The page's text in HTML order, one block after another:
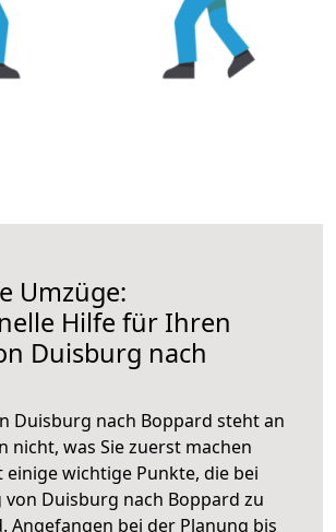
Umzüge:
Hilfe für Ihren
Duisburg nach
Duisburg nach Boppard steht an
nicht, was Sie zuerst machen
einige wichtige Punkte, die bei
von Duisburg nach Boppard zu
Angefangen bei der Planung bis